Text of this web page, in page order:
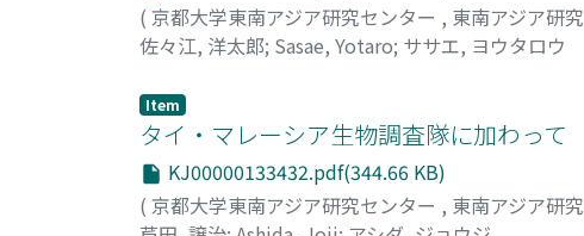
( 京都大学東南アジア研究センター , 東南アジア研究
佐々江, 洋太郎; Sasae, Yotaro; ササエ, ヨウタロウ
Item
タイ・マレーシア生物調査隊に加わって
KJ00000133432.pdf(344.66 KB)
( 京都大学東南アジア研究センター , 東南アジア研究